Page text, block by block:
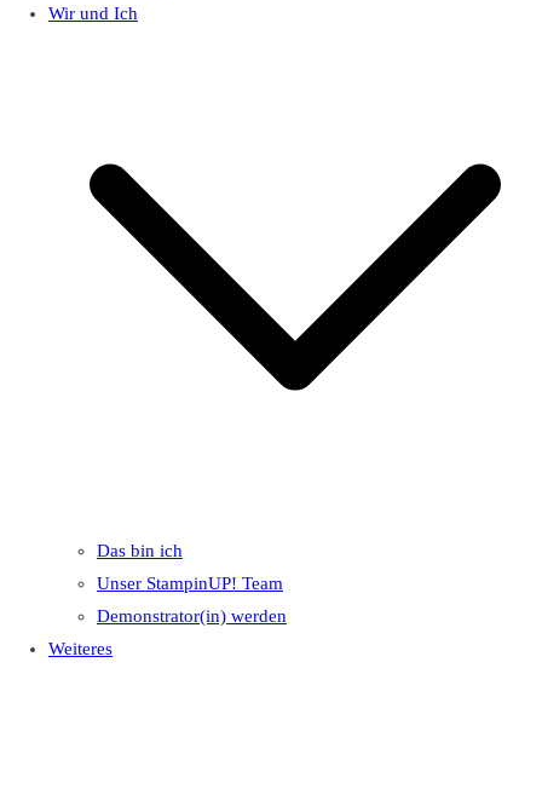
Wir und Ich
Das bin ich
Unser StampinUP! Team
Demonstrator(in) werden
Weiteres